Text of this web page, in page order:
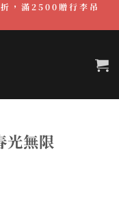
，滿2500贈行李吊
光無限